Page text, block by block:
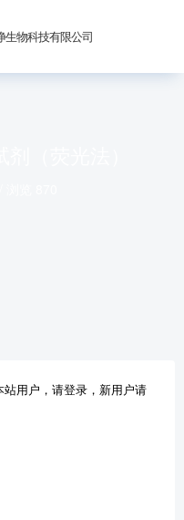
生物科技有限公司
用户，请登录，新用户请